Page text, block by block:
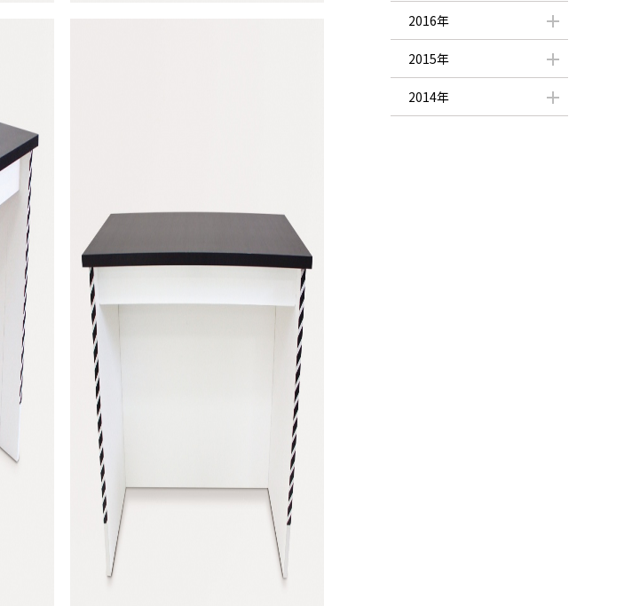
2016年
2015年
2014年